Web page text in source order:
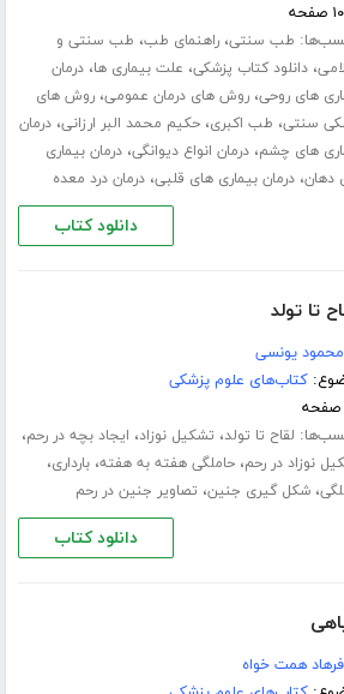
طب سنتی،راهنمای طب، طب سنتی و
،دانلود کتاب پزشکی، علت بیماری ها،درمان
های روحی،روش های درمان عمومی،روش های
سنتی، طب اکبری،حکیم محمد البر ارزانی،درمان
های چشم،درمان انواع دیوانگی،درمان بیماری
دهان،درمان بیماری های قلبی،درمان درد معده
دانلود کتاب
تا تولد
محمود یونسی
کتاب‌های علوم پزشکی
لقاح تا تولد، تشکیل نوزاد، ایجاد بچه در رحم،
نوزاد در رحم،حاملگی هفته به هفته،بارداری،
،شکل گیری جنین، تصاویر جنین در رحم
دانلود کتاب
فرهاد همت خواه